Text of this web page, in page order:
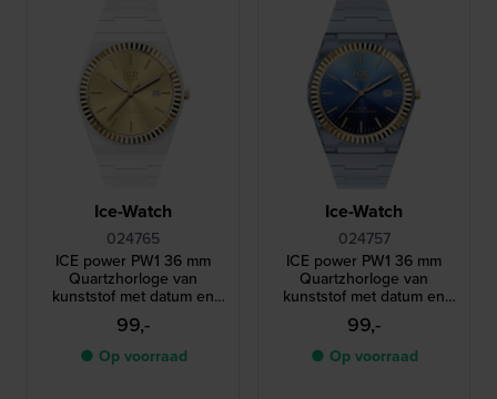
Ice-Watch
024765
ICE power PW1 36 mm
Quartzhorloge van
kunststof met datum en
geribbelde lunette
99,-
● Op voorraad
Ice-Watch
024757
ICE power PW1 36 mm
Quartzhorloge van
kunststof met datum en
geribbelde lunette
99,-
● Op voorraad